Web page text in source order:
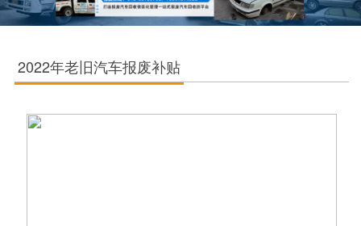
2022年老旧汽车报废补贴